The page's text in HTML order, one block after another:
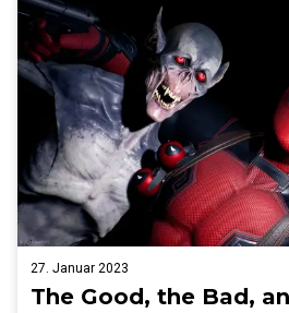
27. Januar 2023
The Good, the Bad,